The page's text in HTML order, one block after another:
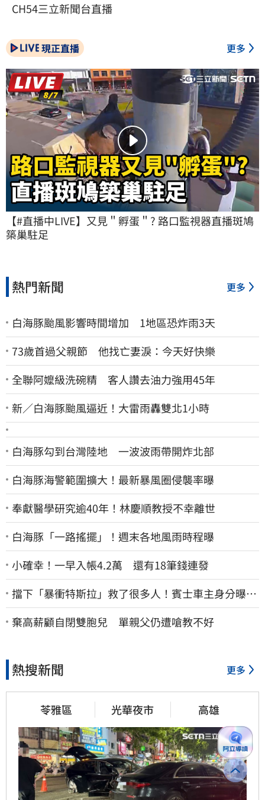
CH54三立新聞台直播
現正直播 更多
【#直播中LIVE】又見＂孵蛋＂? 路口監視器直播斑鳩
築巢駐足
熱門新聞 更多
白海豚颱風影響時間增加 1地區恐炸雨3天
73歲首過父親節 他找亡妻淚：今天好快樂
全聯阿嬤級洗碗精 客人讚去油力強用45年
新／白海豚颱風逼近！大雷雨轟雙北1小時
白海豚勾到台灣陸地 一波波雨帶開炸北部
白海豚海警範圍擴大！最新暴風圈侵襲率曝
奉獻醫學研究逾40年！林慶順教授不幸離世
白海豚「一路搖擺」！週末各地風雨時程曝
小確幸！一早入帳4.2萬 還有18筆錢連發
擋下「暴衝特斯拉」救了很多人！賓士車主身分曝…
他社群擁1.4萬追蹤
棄高薪顧自閉雙胞兒 單親父仍遭嗆教不好
熱搜新聞 更多
苓雅區 光華夜市 高雄